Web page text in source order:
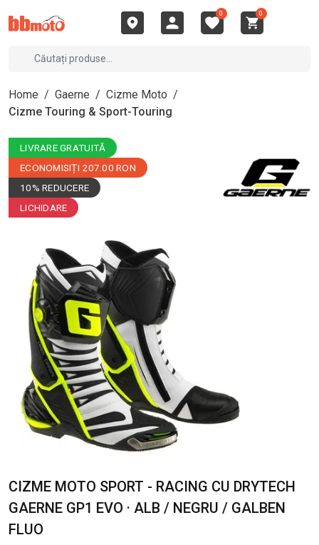
0 0
Home / Gaerne / Cizme Moto /
Cizme Touring & Sport-Touring
LIVRARE GRATUITĂ
ECONOMISIȚI 207.00 RON
10% REDUCERE
LICHIDARE
CIZME MOTO SPORT - RACING CU DRYTECH
GAERNE GP1 EVO · ALB / NEGRU / GALBEN
FLUO